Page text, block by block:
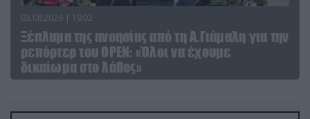
03.08.2026 | 19:02
Ξέπλυμα της ανοησίας από τη Α.Γιάμαλη για την
ρεπόρτερ του ΟΡΕΝ: «Όλοι να έχουμε
δικαίωμα στο λάθος»